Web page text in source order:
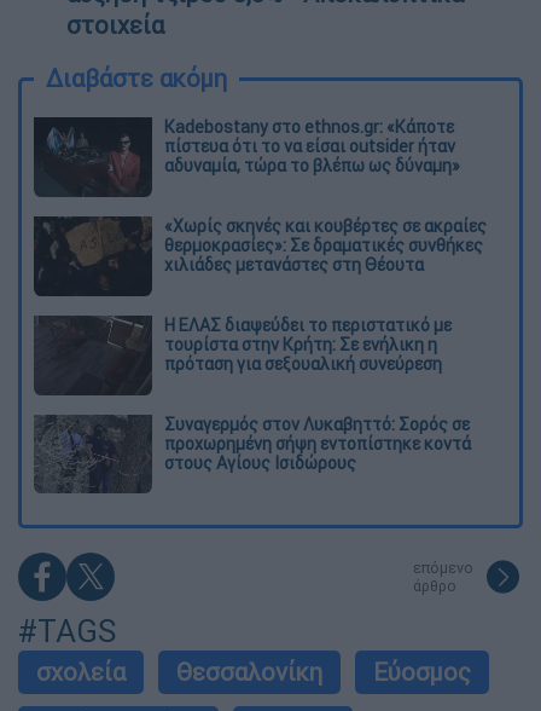
στοιχεία
Διαβάστε ακόμη
Kadebostany στο ethnos.gr: «Κάποτε
πίστευα ότι το να είσαι outsider ήταν
αδυναμία, τώρα το βλέπω ως δύναμη»
«Χωρίς σκηνές και κουβέρτες σε ακραίες
θερμοκρασίες»: Σε δραματικές συνθήκες
χιλιάδες μετανάστες στη Θέουτα
Η ΕΛΑΣ διαψεύδει το περιστατικό με
τουρίστα στην Κρήτη: Σε ενήλικη η
πρόταση για σεξουαλική συνεύρεση
Συναγερμός στον Λυκαβηττό: Σορός σε
προχωρημένη σήψη εντοπίστηκε κοντά
στους Αγίους Ισιδώρους
επόμενο
άρθρο
#TAGS
σχολεία Θεσσαλονίκη
Εύοσμος